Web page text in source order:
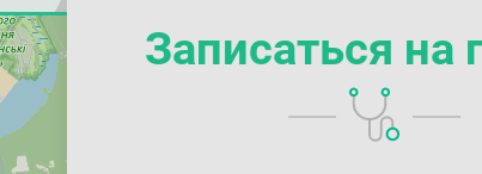
Записаться на